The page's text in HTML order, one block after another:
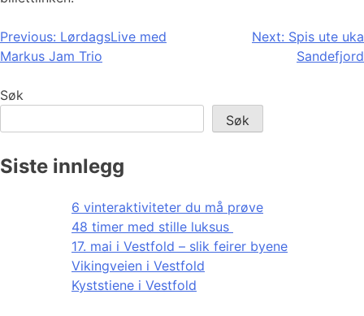
Innleggsnavigasjon
Previous: LørdagsLive med
Markus Jam Trio
Next: Spis ute uka
Sandefjord
Søk
Søk
Siste innlegg
6 vinteraktiviteter du må prøve
48 timer med stille luksus
17. mai i Vestfold – slik feirer byene
Vikingveien i Vestfold
Kyststiene i Vestfold